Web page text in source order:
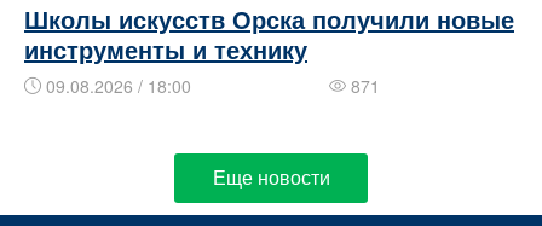
Школы искусств Орска получили новые
инструменты и технику
09.08.2026 / 18:00 871
Еще новости